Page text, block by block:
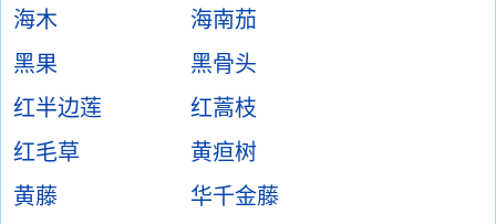
海木
海南茄
黑果
黑骨头
红半边莲
红蒿枝
红毛草
黄疸树
黄藤
华千金藤